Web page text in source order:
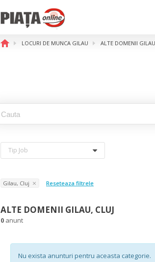
LOCURI DE MUNCA GILAU ALTE DOMENII GILAU
Tip Job
Gilau, Cluj Reseteaza filtrele
ALTE DOMENII GILAU, CLUJ
0 anunt
Nu exista anunturi pentru aceasta categorie.